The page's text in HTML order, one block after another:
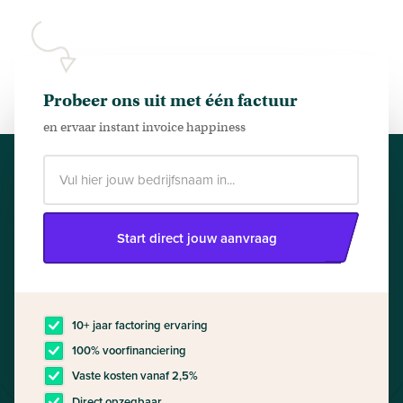
Probeer ons uit met één factuur
en ervaar instant invoice happiness
Start direct jouw aanvraag
10+ jaar factoring ervaring
100% voorfinanciering
Vaste kosten vanaf 2,5%